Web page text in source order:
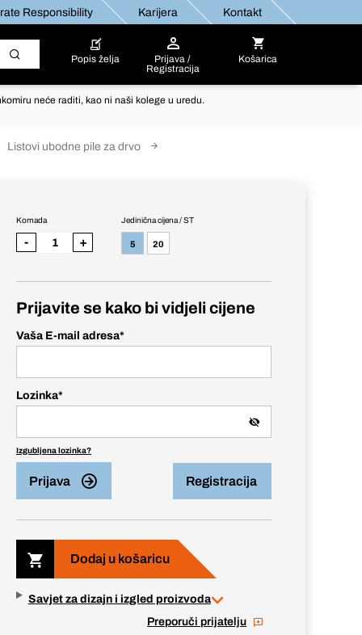
Responsibility Karijera Kontakt
Popis želja
Prijava /
Registracija
Košarica
neće raditi, kao ni naši kolege u uredu.
Listovi ubodne pile za drvo
Jedinična cijena / ST
5 20
Komada
- +
Prijavite se kako bi vidjeli cijene
Vaša E-mail adresa*
Lozinka*
Izgubljena lozinka?
Prijava Registracija
Dodaj u košaricu
Savjet za dizajn i izgled proizvoda
Preporuči prijatelju